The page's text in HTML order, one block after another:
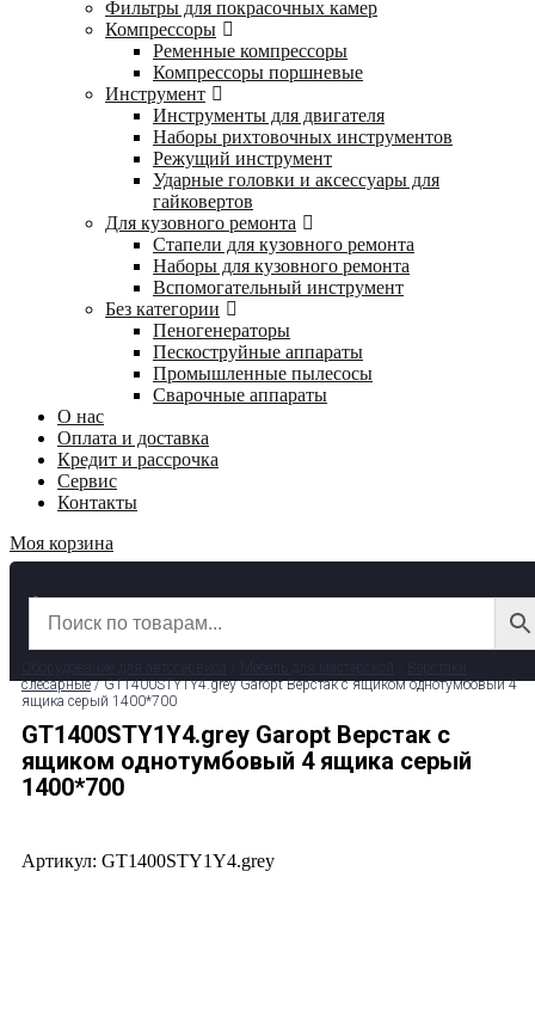
Фильтры для покрасочных камер
Компрессоры
Ременные компрессоры
Компрессоры поршневые
Инструмент
Инструменты для двигателя
Наборы рихтовочных инструментов
Режущий инструмент
Ударные головки и аксессуары для
гайковертов
Для кузовного ремонта
Стапели для кузовного ремонта
Наборы для кузовного ремонта
Вспомогательный инструмент
Без категории
Пеногенераторы
Пескоструйные аппараты
Промышленные пылесосы
Сварочные аппараты
О нас
Оплата и доставка
Кредит и рассрочка
Сервис
Контакты
Моя корзина
✆ 8 (800) 511-39-29
слесарные/ GT1400STY1Y4.grey Garopt Верстак с ящиком однотумбовый 4
ящика серый 1400*700
GT1400STY1Y4.grey Garopt Верстак с
ящиком однотумбовый 4 ящика серый
1400*700
Артикул: GT1400STY1Y4.grey